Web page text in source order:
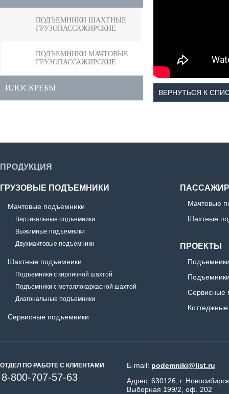
ПОДЪЕМНИКИ ШАХТНЫЕ
ГРУЗОПАССАЖИРСКИЕ
ПОДЪЕМНИКИ МАЧТОВЫЕ
ГРУЗОПАССАЖИРСКИЕ
ИЛОСКРЕБЫ
ВЕРНУТЬСЯ К
ПРОДУКЦИЯ
ГРУЗОВЫЕ ПОДЪЕМНИКИ
Мачтовые подъемники
Вертикальные подъемники
Выжимные подъемники
Двухмачтовые подъемники
Шахтные подъемники
Подъемники с кирпичной шахтой
Подъемники с металлокаркасной шахтой
Диагональные подъемники
Сервисные подъемники
Мачтовые
Шахтные
ПРОЕКТЫ
Сервисные
ОТДЕЛ ПО РАБОТЕ С КЛИЕНТАМИ
8-800-707-57-63
E-mail: podemniki@list.ru
Адрес: 630126, г.
Выборная 199/2, оф. 202